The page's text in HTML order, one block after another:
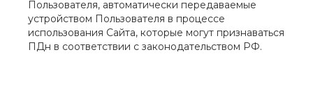
Пользователя, автоматически передаваемые
устройством Пользователя в процессе
использования Сайта, которые могут признаваться
ПДн в соответствии с законодательством РФ.